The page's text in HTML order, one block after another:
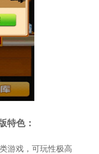
特色：
游戏，可玩性极高